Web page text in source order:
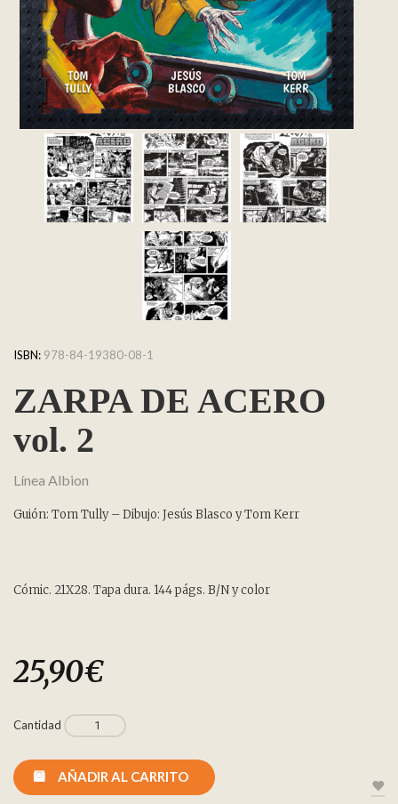
ISBN: 978-84-19380-08-1
ZARPA DE ACERO
vol. 2
Línea Albion
Guión: Tom Tully – Dibujo: Jesús Blasco y Tom Kerr
Cómic. 21X28. Tapa dura. 144 págs. B/N y color
25,90€
Cantidad
AÑADIR AL CARRITO